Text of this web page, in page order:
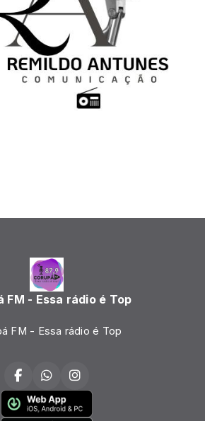
FM - Essa rádio é Top
FM - Essa rádio é Top